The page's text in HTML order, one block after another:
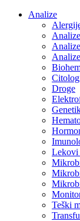
Analize
Droge
Lekovi
Teški